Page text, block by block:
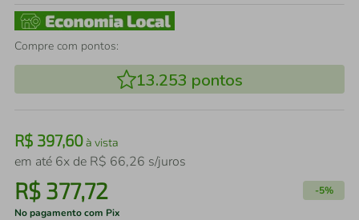
Compre com pontos:
13.253 pontos
R$ 397,60à vista
em até 6x de R$ 66,26 s/juros
R$ 377,72 -5%
No pagamento com Pix